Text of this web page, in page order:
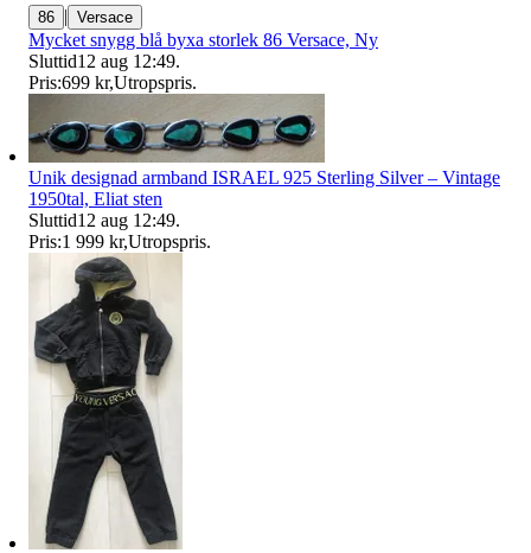
86 | Versace
Mycket snygg blå byxa storlek 86 Versace, Ny
Sluttid12 aug 12:49.
Pris:699 kr,Utropspris.
Unik designad armband ISRAEL 925 Sterling Silver – Vintage
1950tal, Eliat sten
Sluttid12 aug 12:49.
Pris:1 999 kr,Utropspris.